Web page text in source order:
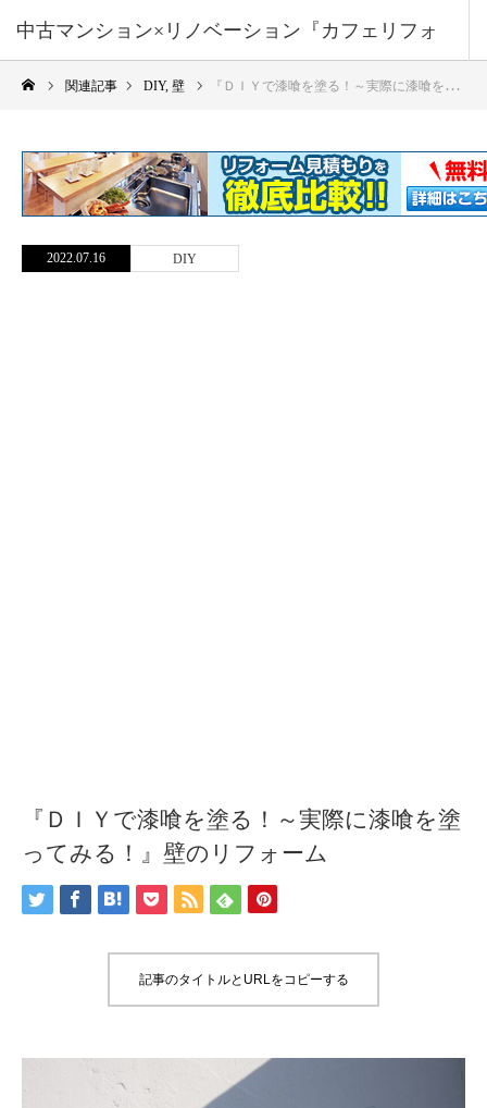
中古マンション×リノベーション『カフェリフォ
ーム』関連記事 DIY, 壁 『ＤＩＹで漆喰を塗る！～実際に漆喰を塗ってみる！』壁のリフォーム
2022.07.16 DIY
『ＤＩＹで漆喰を塗る！～実際に漆喰を塗
ってみる！』壁のリフォーム
記事のタイトルとURLをコピーする